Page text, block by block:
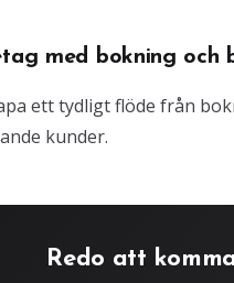
med bokning och
ett tydligt flöde från
kunder.
Redo att